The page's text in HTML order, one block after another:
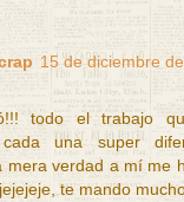
15 de diciembre
todo el trabajo
una super
mera verdad a mí me
te mando